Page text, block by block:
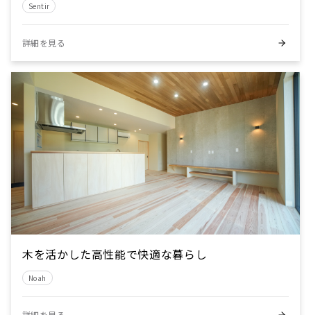
Sentir
詳細を見る
木を活かした高性能で快適な暮らし
Noah